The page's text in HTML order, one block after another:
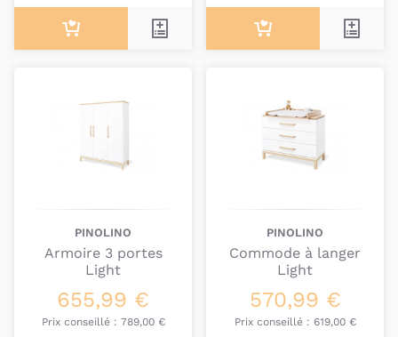
PINOLINO
Armoire 3 portes
Light
655,99 €
Prix conseillé : 789,00 €
PINOLINO
Commode à langer
Light
570,99 €
Prix conseillé : 619,00 €